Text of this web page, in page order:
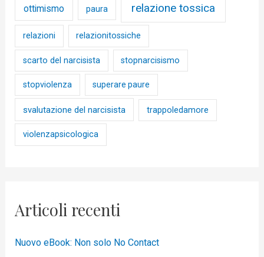
ottimismo paura relazione tossica
relazioni relazionitossiche
scarto del narcisista stopnarcisismo
stopviolenza superare paure
svalutazione del narcisista trappoledamore
violenzapsicologica
Articoli recenti
Nuovo eBook: Non solo No Contact